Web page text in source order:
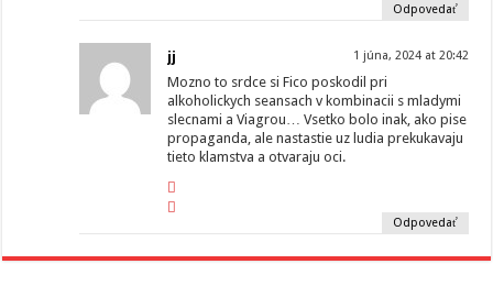
Odpovedať
jj 1 júna, 2024 at 20:42
Mozno to srdce si Fico poskodil pri
alkoholickych seansach v kombinacii s mladymi
slecnami a Viagrou… Vsetko bolo inak, ako pise
propaganda, ale nastastie uz ludia prekukavaju
tieto klamstva a otvaraju oci.
Odpovedať